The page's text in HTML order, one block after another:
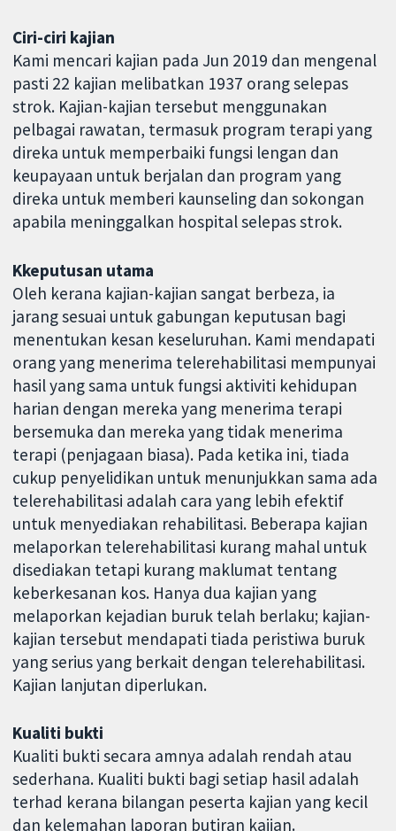
Ciri-ciri kajian
Kami mencari kajian pada Jun 2019 dan mengenal
pasti 22 kajian melibatkan 1937 orang selepas
strok. Kajian-kajian tersebut menggunakan
pelbagai rawatan, termasuk program terapi yang
direka untuk memperbaiki fungsi lengan dan
keupayaan untuk berjalan dan program yang
direka untuk memberi kaunseling dan sokongan
apabila meninggalkan hospital selepas strok.
Kkeputusan utama
Oleh kerana kajian-kajian sangat berbeza, ia
jarang sesuai untuk gabungan keputusan bagi
menentukan kesan keseluruhan. Kami mendapati
orang yang menerima telerehabilitasi mempunyai
hasil yang sama untuk fungsi aktiviti kehidupan
harian dengan mereka yang menerima terapi
bersemuka dan mereka yang tidak menerima
terapi (penjagaan biasa). Pada ketika ini, tiada
cukup penyelidikan untuk menunjukkan sama ada
telerehabilitasi adalah cara yang lebih efektif
untuk menyediakan rehabilitasi. Beberapa kajian
melaporkan telerehabilitasi kurang mahal untuk
disediakan tetapi kurang maklumat tentang
keberkesanan kos. Hanya dua kajian yang
melaporkan kejadian buruk telah berlaku; kajian-
kajian tersebut mendapati tiada peristiwa buruk
yang serius yang berkait dengan telerehabilitasi.
Kajian lanjutan diperlukan.
Kualiti bukti
Kualiti bukti secara amnya adalah rendah atau
sederhana. Kualiti bukti bagi setiap hasil adalah
terhad kerana bilangan peserta kajian yang kecil
dan kelemahan laporan butiran kajian.